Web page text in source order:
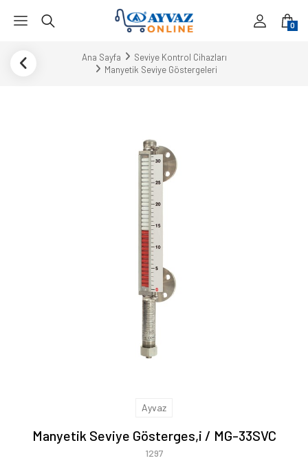
0
Ana Sayfa
Seviye Kontrol Cihazları
Manyetik Seviye Göstergeleri
Ayvaz
Manyetik Seviye Gösterges,i / MG-33SVC
1297